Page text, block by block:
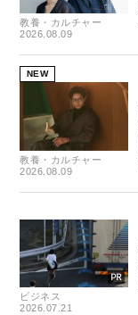
教養・カルチャー
2026.08.09
NEW
教養・カルチャー
2026.08.09
ビジネス
2026.07.21